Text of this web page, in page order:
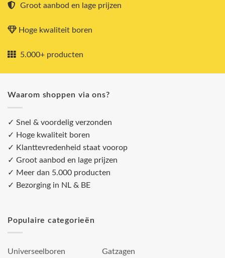
Groot aanbod en lage prijzen
Hoge kwaliteit boren
5.000+ producten
Waarom shoppen via ons?
✓ Snel & voordelig verzonden
✓ Hoge kwaliteit boren
✓ Klanttevredenheid staat voorop
✓ Groot aanbod en lage prijzen
✓ Meer dan 5.000 producten
✓ Bezorging in NL & BE
Populaire categorieën
Universeelboren Gatzagen